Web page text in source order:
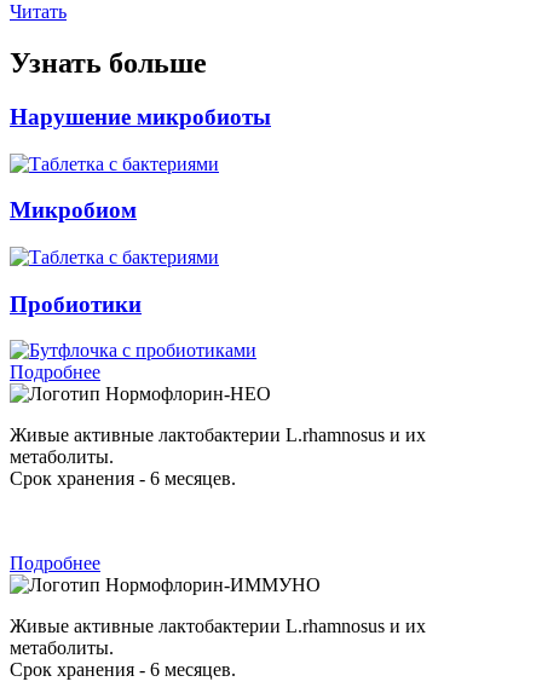
Читать
Узнать больше
Нарушение микробиоты
Микробиом
Пробиотики
Подробнее
Нормофлорин-НЕО
Живые активные лактобактерии L.rhamnosus и их
метаболиты.
Срок хранения - 6 месяцев.
Подробнее
Нормофлорин-ИММУНО
Живые активные лактобактерии L.rhamnosus и их
метаболиты.
Срок хранения - 6 месяцев.